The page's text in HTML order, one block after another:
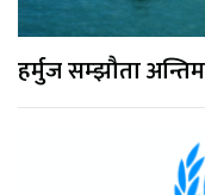
हर्मुज सम्झौता